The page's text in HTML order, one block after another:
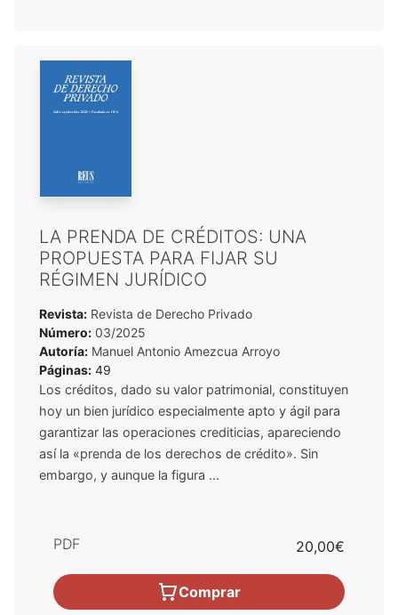
LA PRENDA DE CRÉDITOS: UNA
PROPUESTA PARA FIJAR SU
RÉGIMEN JURÍDICO
Revista: Revista de Derecho Privado
Número: 03/2025
Autoría: Manuel Antonio Amezcua Arroyo
Páginas: 49
Los créditos, dado su valor patrimonial, constituyen
hoy un bien jurídico especialmente apto y ágil para
garantizar las operaciones crediticias, apareciendo
así la «prenda de los derechos de crédito». Sin
embargo, y aunque la figura ...
PDF 20,00€
Comprar